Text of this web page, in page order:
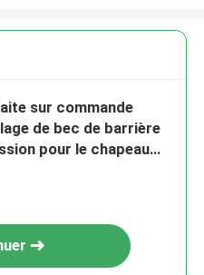
sur commande
de bec de barrière
pour le chapeau